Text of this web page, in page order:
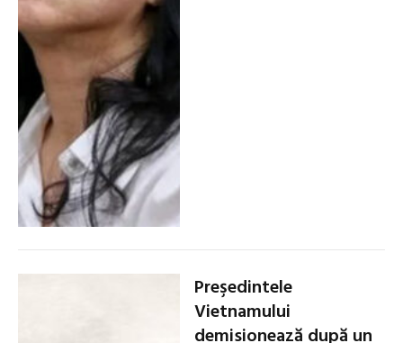
Preşedintele
Vietnamului
demisionează după un